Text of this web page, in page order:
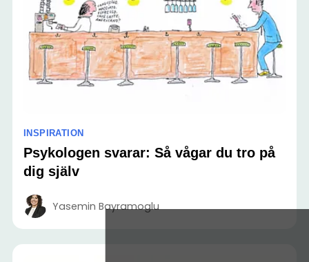
INSPIRATION
Psykologen svarar: Så vågar du tro på
dig själv
Yasemin Bayramoglu